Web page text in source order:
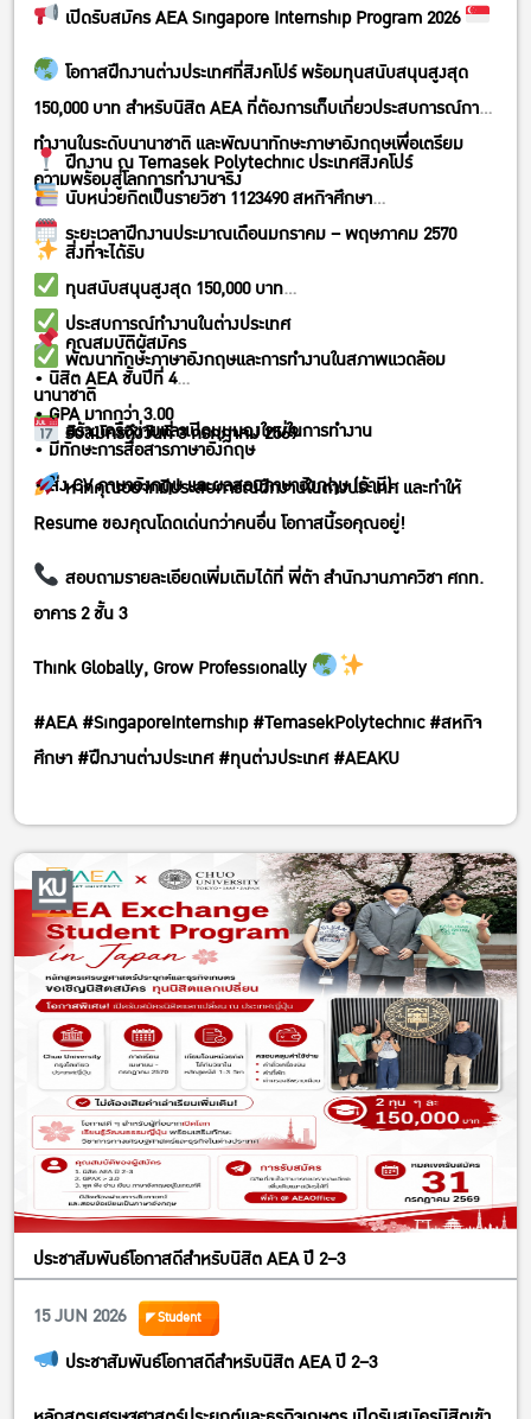
เปิดรับสมัคร AEA Singapore Internship Program 2026
โอกาสฝึกงานต่างประเทศที่สิงคโปร์ พร้อมทุนสนับสนุนสูงสุด
150,000 บาท สำหรับนิสิต AEA ที่ต้องการเก็บเกี่ยวประสบการณ์การ
ทำงานในระดับนานาชาติ และพัฒนาทักษะภาษาอังกฤษเพื่อเตรียม
ความพร้อมสู่โลกการทำงานจริง
ฝึกงาน ณ Temasek Polytechnic ประเทศสิงคโปร์
นับหน่วยกิตเป็นรายวิชา 1123490 สหกิจศึกษา
ระยะเวลาฝึกงานประมาณเดือนมกราคม – พฤษภาคม 2570
สิ่งที่จะได้รับ
ทุนสนับสนุนสูงสุด 150,000 บาท
ประสบการณ์ทำงานในต่างประเทศ
พัฒนาทักษะภาษาอังกฤษและการทำงานในสภาพแวดล้อม
นานาชาติ
สร้างเครือข่ายและเปิดมุมมองใหม่ในการทำงาน
คุณสมบัติผู้สมัคร
• นิสิต AEA ชั้นปีที่ 4
• GPA มากกว่า 3.00
• มีทักษะการสื่อสารภาษาอังกฤษ
• ส่ง CV ภาษาอังกฤษ และผลสอบภาษาอังกฤษ (ถ้ามี)
รับสมัครถึงวันที่ 3 กรกฎาคม 2569
หากคุณอยากมีประสบการณ์ฝึกงานในต่างประเทศ และทำให้
Resume ของคุณโดดเด่นกว่าคนอื่น โอกาสนี้รอคุณอยู่!
สอบถามรายละเอียดเพิ่มเติมได้ที่ พี่ต้า สำนักงานภาควิชา ศกท.
อาคาร 2 ชั้น 3
Think Globally, Grow Professionally
#AEA #SingaporeInternship #TemasekPolytechnic #สหกิจ
ศึกษา #ฝึกงานต่างประเทศ #ทุนต่างประเทศ #AEAKU
ประชาสัมพันธ์โอกาสดีสำหรับนิสิต AEA ปี 2–3
15 JUN 2026
Student
ประชาสัมพันธ์โอกาสดีสำหรับนิสิต AEA ปี 2–3